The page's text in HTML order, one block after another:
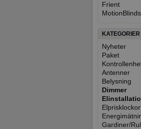
Frient
MotionBlinds
KATEGORIER
Nyheter
Paket
Antenner
Belysning
Dimmer
Elprisklockor
Gardiner/